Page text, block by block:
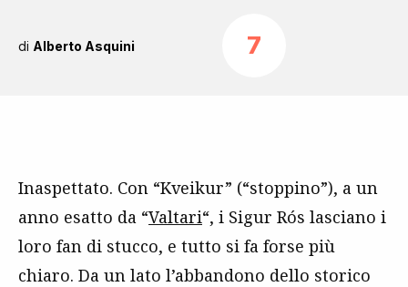
di Alberto Asquini 7
Inaspettato. Con “Kveikur” (“stoppino”), a un
anno esatto da “Valtari“, i Sigur Rós lasciano i
loro fan di stucco, e tutto si fa forse più
chiaro. Da un lato l’abbandono dello storico